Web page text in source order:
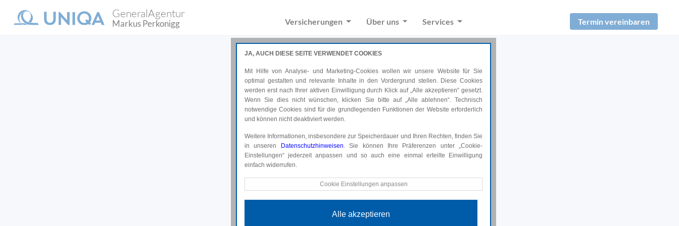
GeneralAgentur
Markus Perkonigg Versicherungen Über uns Services Termin vereinbaren
Unsere Partner
Eine Auflistung all unserer Partner
JA, AUCH DIESE SEITE VERWENDET COOKIES
Mit Hilfe von Analyse- und Marketing-Cookies wollen wir unsere Website für Sie
optimal gestalten und relevante Inhalte in den Vordergrund stellen. Diese Cookies
werden erst nach Ihrer aktiven Einwilligung durch Klick auf „Alle akzeptieren“ gesetzt.
Wenn Sie dies nicht wünschen, klicken Sie bitte auf „Alle ablehnen“. Technisch
notwendige Cookies sind für die grundlegenden Funktionen der Website erforderlich
und können nicht deaktiviert werden.
Weitere Informationen, insbesondere zur Speicherdauer und Ihren Rechten, finden Sie
in unseren
Datenschutzhinweisen. Sie können Ihre Präferenzen unter „Cookie-
Einstellungen“ jederzeit anpassen und so auch eine einmal erteilte Einwilligung
einfach widerrufen.
Technische CookiesCookie Einstellungen anpassen
Alle akzeptieren